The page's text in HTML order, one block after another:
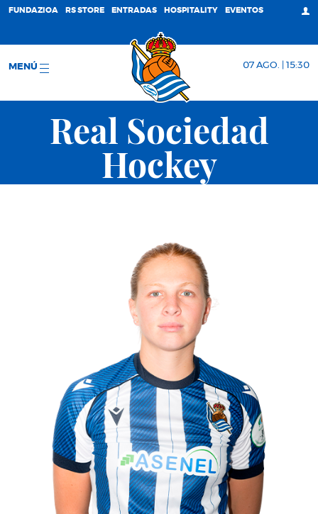
FUNDAZIOA RS STORE ENTRADAS HOSPITALITY EVENTOS
MENÚ 07 AGO. | 15:30
Real Sociedad
Hockey